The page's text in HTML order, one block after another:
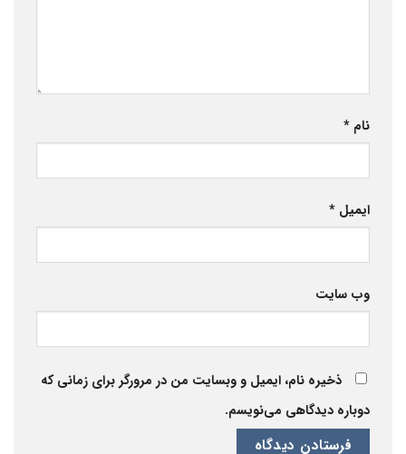
نام *
ایمیل *
وب‌ سایت
ذخیره نام، ایمیل و وبسایت من در مرورگر برای زمانی که
دوباره دیدگاهی می‌نویسم.